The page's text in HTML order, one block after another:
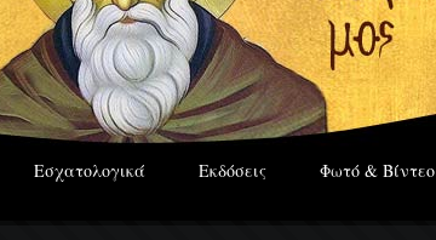
Εσχατολογικά Εκδόσεις Φωτό & Βίντεο